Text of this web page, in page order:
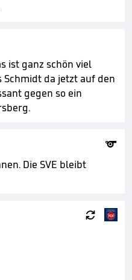
ist ganz schön viel
Schmidt da jetzt auf den
gegen so ein

Die SVE bleibt
